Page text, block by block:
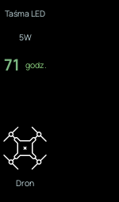
Taśma LED
5W
71 godz.
Dron